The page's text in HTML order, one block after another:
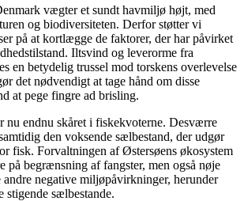
vægter et sundt havmiljø højt, med
og biodiversiteten. Derfor støtter vi
på at kortlægge de faktorer, der har påvirket
Iltsvind og leverorme fra
en betydelig trussel mod torskens overlevelse
det nødvendigt at tage hånd om disse
at pege fingre ad brisling.
nu endnu skåret i fiskekvoterne. Desværre
den voksende sælbestand, der udgør
fisk. Forvaltningen af Østersøens økosystem
på begrænsning af fangster, men også nøje
andre negative miljøpåvirkninger, herunder
stigende sælbestande.